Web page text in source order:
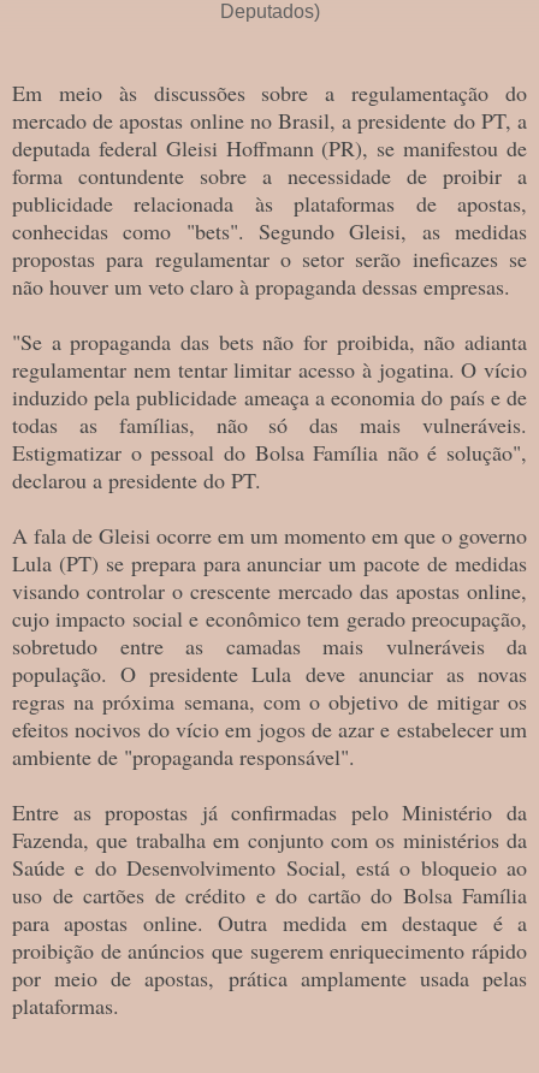
Deputados)
Em meio às discussões sobre a regulamentação do
mercado de apostas online no Brasil, a presidente do PT, a
deputada federal Gleisi Hoffmann (PR), se manifestou de
forma contundente sobre a necessidade de proibir a
publicidade relacionada às plataformas de apostas,
conhecidas como "bets". Segundo Gleisi, as medidas
propostas para regulamentar o setor serão ineficazes se
não houver um veto claro à propaganda dessas empresas.
"Se a propaganda das bets não for proibida, não adianta
regulamentar nem tentar limitar acesso à jogatina. O vício
induzido pela publicidade ameaça a economia do país e de
todas as famílias, não só das mais vulneráveis.
Estigmatizar o pessoal do Bolsa Família não é solução",
declarou a presidente do PT.
A fala de Gleisi ocorre em um momento em que o governo
Lula (PT) se prepara para anunciar um pacote de medidas
visando controlar o crescente mercado das apostas online,
cujo impacto social e econômico tem gerado preocupação,
sobretudo entre as camadas mais vulneráveis da
população. O presidente Lula deve anunciar as novas
regras na próxima semana, com o objetivo de mitigar os
efeitos nocivos do vício em jogos de azar e estabelecer um
ambiente de "propaganda responsável".
Entre as propostas já confirmadas pelo Ministério da
Fazenda, que trabalha em conjunto com os ministérios da
Saúde e do Desenvolvimento Social, está o bloqueio ao
uso de cartões de crédito e do cartão do Bolsa Família
para apostas online. Outra medida em destaque é a
proibição de anúncios que sugerem enriquecimento rápido
por meio de apostas, prática amplamente usada pelas
plataformas.